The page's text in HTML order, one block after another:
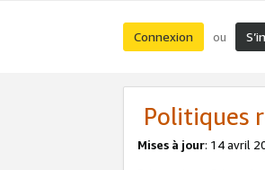
Connexion ou
Politiques
Mises à jour: 14 avril